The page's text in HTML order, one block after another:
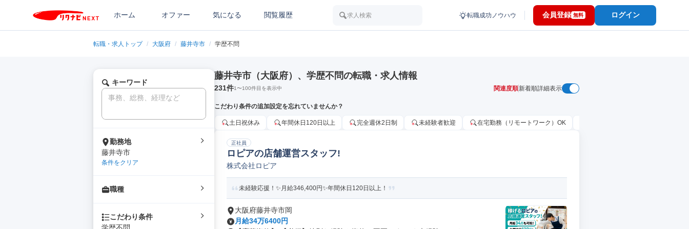
ホーム オファー 気になる 閲覧履歴 求人検索 転職成功ノウハウ 会員登録 無料 ログイン
転職・求人トップ / 大阪府 / 藤井寺市 / 学歴不問
キーワード
勤務地
藤井寺市
条件をクリア
職種
こだわり条件
藤井寺市（大阪府）、学歴不問の転職・求人情報
231件1〜100件目を表示中 関連度順新着順詳細表示
こだわり条件の追加設定を忘れていませんか？
土日祝休み 年間休日120日以上 完全週休2日制 未経験者歓迎 在宅勤務（リモートワーク）OK
正社員
ロピアの店舗運営スタッフ!
株式会社ロピア
未経験応援！✨月給346,400円✨年間休日120日以上！
大阪府藤井寺市岡
月給34万6400円